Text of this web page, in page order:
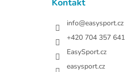
info@easysport.cz
+420 704 357 641
EasySport.cz
easysport.cz